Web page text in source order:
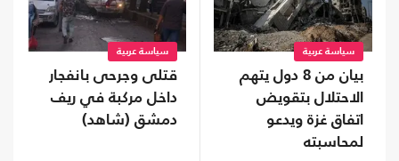
سياسة عربية
بيان من 8 دول يتهم
الاحتلال بتقويض
اتفاق غزة ويدعو
لمحاسبته
سياسة عربية
قتلى وجرحى بانفجار
داخل مركبة في ريف
دمشق (شاهد)